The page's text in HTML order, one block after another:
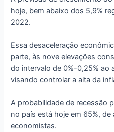
hoje, bem abaixo dos 5,9%
2022.
Essa desaceleração
parte, às nove elevações
do intervalo de 0%-0,25% ao
visando controlar a alta da
A probabilidade de recessão
no país está hoje em 65%,
economistas.